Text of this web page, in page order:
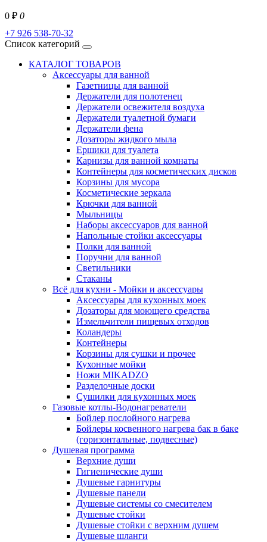
0 ₽ 0
+7 926 538-70-32
Список категорий
КАТАЛОГ ТОВАРОВ
Аксессуары для ванной
Газетницы для ванной
Держатели для полотенец
Держатели освежителя воздуха
Держатели туалетной бумаги
Держатели фена
Дозаторы жидкого мыла
Ершики для туалета
Карнизы для ванной комнаты
Контейнеры для косметических дисков
Корзины для мусора
Косметические зеркала
Крючки для ванной
Мыльницы
Наборы аксессуаров для ванной
Напольные стойки аксессуары
Полки для ванной
Поручни для ванной
Светильники
Стаканы
Всё для кухни - Мойки и аксессуары
Аксессуары для кухонных моек
Дозаторы для моющего средства
Измельчители пищевых отходов
Коландеры
Контейнеры
Корзины для сушки и прочее
Кухонные мойки
Ножи MIKADZO
Разделочные доски
Сушилки для кухонных моек
Газовые котлы-Водонагреватели
Бойлер послойного нагрева
Бойлеры косвенного нагрева бак в баке
(горизонтальные, подвесные)
Душевая программа
Верхние души
Гигиенические души
Душевые гарнитуры
Душевые панели
Душевые системы со смесителем
Душевые стойки
Душевые стойки с верхним душем
Душевые шланги